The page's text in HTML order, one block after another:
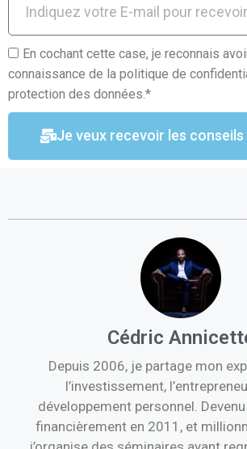
En cochant cette case, je reconnais
connaissance de la politique de
protection des données.*
Je veux recevoir les conseils
Cédric
Depuis 2006, je partage mon
l’investissement,
développement personnel.
financièrement en 2011, et